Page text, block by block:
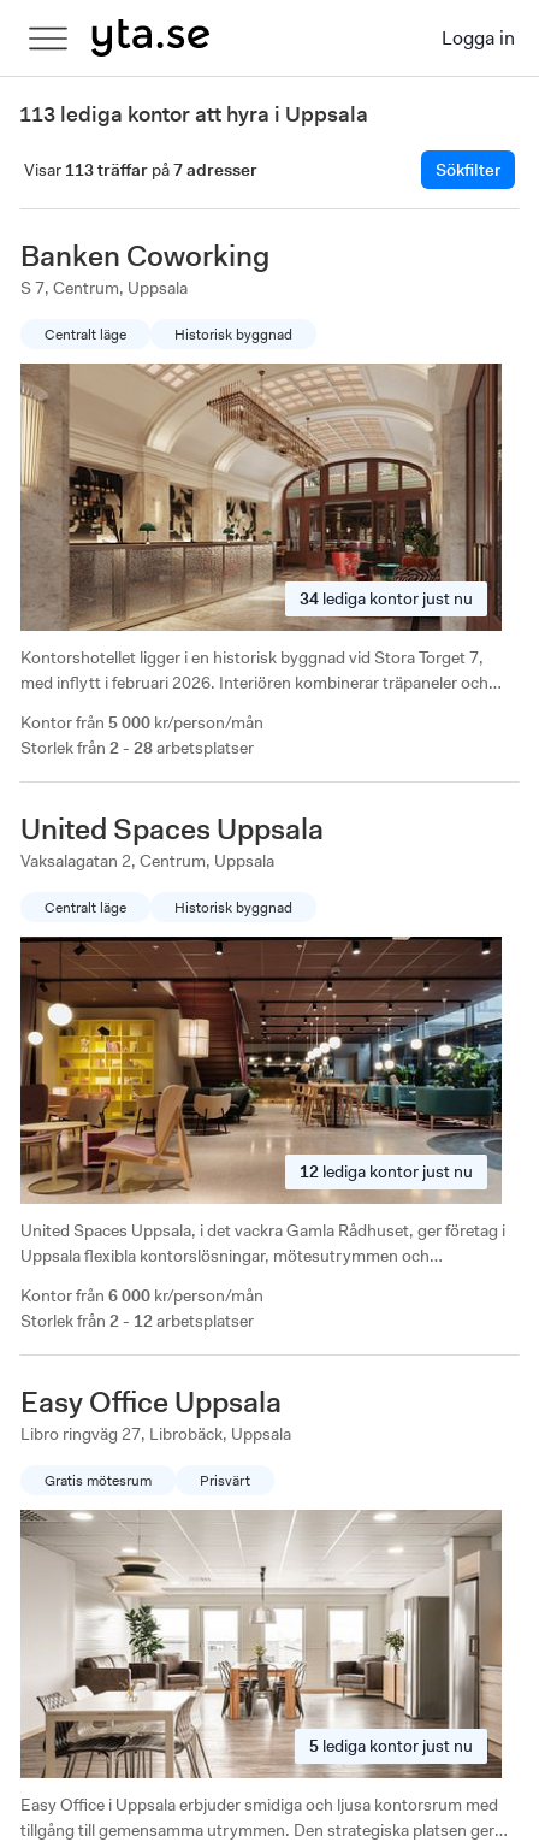
Logga in
113 lediga kontor att hyra i Uppsala
Visar 113 träffar på7 adresser Sökfilter
Banken Coworking
S 7, Centrum, Uppsala
Centralt läge Historisk byggnad
34 lediga kontor just nu
Kontor från 5 000 kr/person/mån
Storlek från 2 - 28arbetsplatser
Kontorshotellet ligger i en historisk byggnad vid Stora Torget 7,
med inflytt i februari 2026. Interiören kombinerar träpaneler och
Centralt läge med 10 minuters promenad till Uppsala centralstation.
United Spaces Uppsala
Vaksalagatan 2, Centrum, Uppsala
Centralt läge Historisk byggnad
12 lediga kontor just nu
Kontor från 6 000 kr/person/mån
Storlek från 2 - 12arbetsplatser
United Spaces Uppsala, i det vackra Gamla Rådhuset, ger företag i
Uppsala flexibla kontorslösningar, mötesutrymmen och
kollektivtrafik och bil.
Easy Office Uppsala
Libro ringväg 27, Librobäck, Uppsala
Gratis mötesrum Prisvärt
5 lediga kontor just nu
Easy Office i Uppsala erbjuder smidiga och ljusa kontorsrum med
tillgång till gemensamma utrymmen. Den strategiska platsen ger